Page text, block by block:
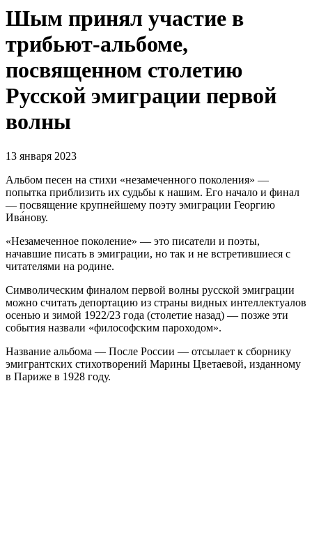
Шым принял участие в
трибьют-альбоме,
посвященном столетию
Русской эмиграции первой
волны
13 января 2023
Альбом песен на стихи «незамеченного поколения» —
попытка приблизить их судьбы к нашим. Его начало и финал
— посвящение крупнейшему поэту эмиграции Георгию
Ива́нову.
«Незамеченное поколение» — это писатели и поэты,
начавшие писать в эмиграции, но так и не встретившиеся с
читателями на родине.
Символическим финалом первой волны русской эмиграции
можно считать депортацию из страны видных интеллектуалов
осенью и зимой 1922/23 года (столетие назад) — позже эти
события назвали «философским пароходом».
Название альбома — После России — отсылает к сборнику
эмигрантских стихотворений Марины Цветаевой, изданному
в Париже в 1928 году.